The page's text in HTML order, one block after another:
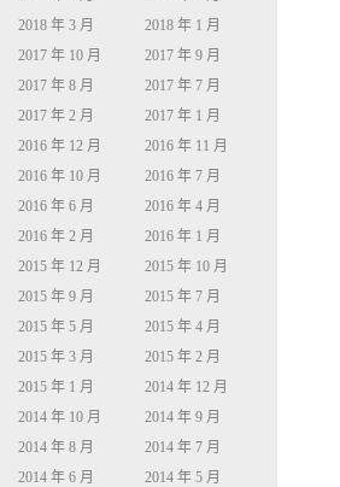
2018 年 3 月
2018 年 1 月
2017 年 10 月
2017 年 9 月
2017 年 8 月
2017 年 7 月
2017 年 2 月
2017 年 1 月
2016 年 12 月
2016 年 11 月
2016 年 10 月
2016 年 7 月
2016 年 6 月
2016 年 4 月
2016 年 2 月
2016 年 1 月
2015 年 12 月
2015 年 10 月
2015 年 9 月
2015 年 7 月
2015 年 5 月
2015 年 4 月
2015 年 3 月
2015 年 2 月
2015 年 1 月
2014 年 12 月
2014 年 10 月
2014 年 9 月
2014 年 8 月
2014 年 7 月
2014 年 6 月
2014 年 5 月